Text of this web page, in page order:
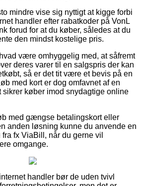
mindre vise sig nyttigt at kigge forbi
handler efter rabatkoder på VonL
forud for at du køber, således at du
den mindst kostelige pris.
være omhyggelig med, at såfremt
deres varer til en salgspris der kan
så er det tit være et bevis på en
med kort er dog omfavnet af en
sikrer køber imod snydagtige online
med gængse betalingskort eller
anden løsning kunne du anvende en
fx ViaBill, når du gerne vil
omgange.
handler bør de uden tvivl